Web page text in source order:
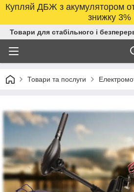
Купляй ДБЖ з акумулятором
знижку 3%
Товари для стабільного і
Товари та послуги